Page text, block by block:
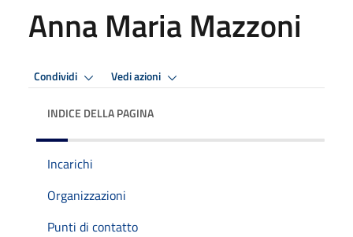
Anna Maria Mazzoni
Condividi Vedi azioni
INDICE DELLA PAGINA
Incarichi
Organizzazioni
Punti di contatto